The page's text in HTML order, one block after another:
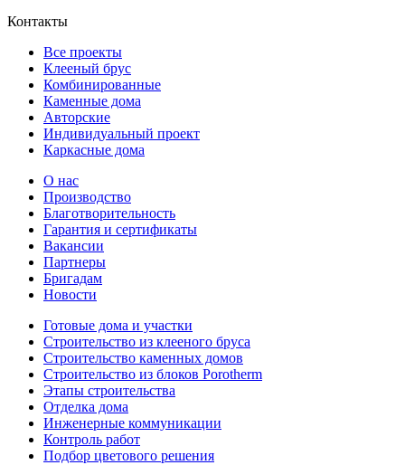
Контакты
Все проекты
Клееный брус
Комбинированные
Каменные дома
Авторские
Индивидуальный проект
Каркасные дома
О нас
Производство
Благотворительность
Гарантия и сертификаты
Вакансии
Партнеры
Бригадам
Новости
Готовые дома и участки
Строительство из клееного бруса
Строительство каменных домов
Строительство из блоков Porotherm
Этапы строительства
Отделка дома
Инженерные коммуникации
Контроль работ
Подбор цветового решения